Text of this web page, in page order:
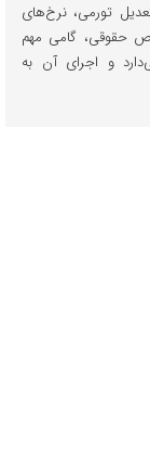
تورمی، نرخ‌های
حقوقی، گامی مهم
و اجرای آن به